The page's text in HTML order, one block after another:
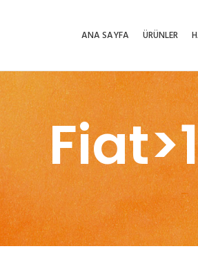
ANA SAYFA ÜRÜNLER